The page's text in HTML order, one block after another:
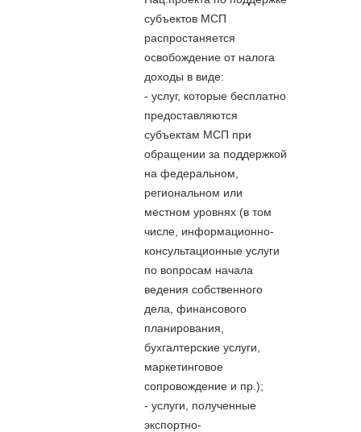
субъектов МСП
распростаняется
освобождение от налога
доходы в виде:
- услуг, которые бесплатно
предоставляются
субъектам МСП при
обращении за поддержкой
на федеральном,
региональном или
местном уровнях (в том
числе, информационно-
консультационные услуги
по вопросам начала
ведения собственного
дела, финансового
планирования,
бухгалтерские услуги,
маркетинговое
сопровождение и пр.);
- услуги, полученные
экспортно-